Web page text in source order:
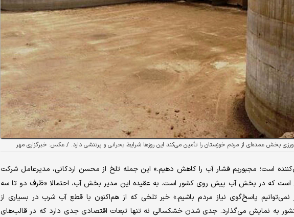
بخش عمده‌ای از مردم خوزستان را تأمین می‌کند این روزها شرایط بحرانی و پرتنشی دارد. / عکس: خبرگزاری مهر
است؛ مجبوریم فشار آب را کاهش دهیم.» این جمله تلخ از محسن اردکانی، مدیرعامل شرکت
که در بخش آب پیش روی کشور است. به عقیده این مدیر بخش آب، احتمالا «ظرف دو تا سه
پاسخ‌گوی نیاز مردم باشیم.» خبر تلخی که از هم‌اکنون با قطع آب شرب در بسیاری از
به نمایش می‌گذارد. جدی شدن خشکسالی نه تنها تبعات اقتصادی جدی دارد که در قالب‌های